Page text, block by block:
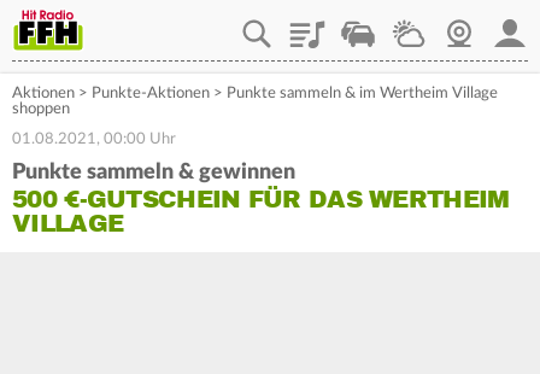
PlaylistStaupilotWetterWebcam
Aktionen > Punkte-Aktionen > Punkte sammeln & im Wertheim Village
shoppen
01.08.2021, 00:00 Uhr
Punkte sammeln & gewinnen
500 €-GUTSCHEIN FÜR DAS WERTHEIM
VILLAGE